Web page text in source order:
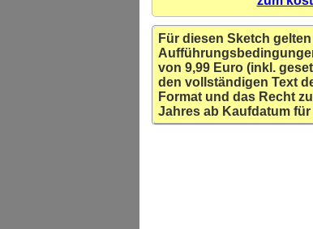
Für diesen Sketch
von 9,99 Euro (inkl.
den vollständigen Text
Format und das Recht
Jahres ab Kaufdatum